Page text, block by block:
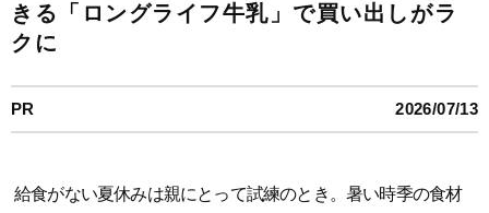
きる「ロングライフ牛乳」で買い出しがラ
クに
PR 2026/07/13
給食がない夏休みは親にとって試練のとき。暑い時季の食材